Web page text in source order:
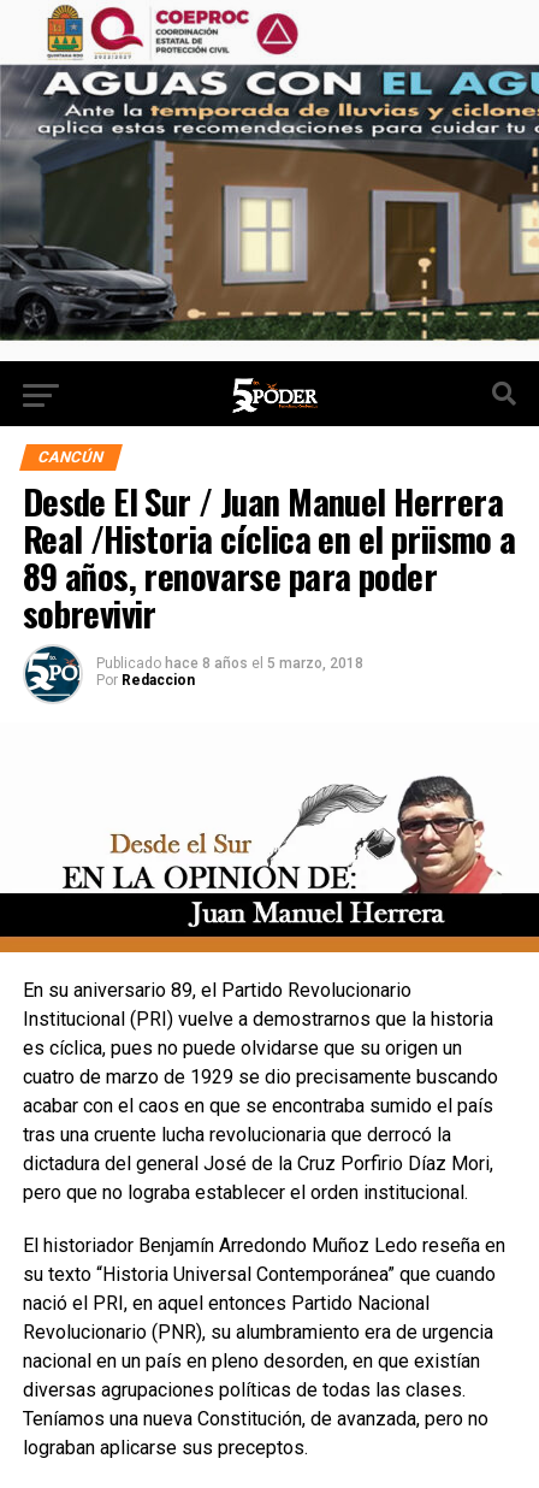
CANCÚN
Desde El Sur / Juan Manuel Herrera
Real /Historia cíclica en el priismo a
89 años, renovarse para poder
sobrevivir
Publicado hace 8 años el 5 marzo, 2018
Por Redaccion
En su aniversario 89, el Partido Revolucionario
Institucional (PRI) vuelve a demostrarnos que la historia
es cíclica, pues no puede olvidarse que su origen un
cuatro de marzo de 1929 se dio precisamente buscando
acabar con el caos en que se encontraba sumido el país
tras una cruente lucha revolucionaria que derrocó la
dictadura del general José de la Cruz Porfirio Díaz Mori,
pero que no lograba establecer el orden institucional.
El historiador Benjamín Arredondo Muñoz Ledo reseña en
su texto “Historia Universal Contemporánea” que cuando
nació el PRI, en aquel entonces Partido Nacional
Revolucionario (PNR), su alumbramiento era de urgencia
nacional en un país en pleno desorden, en que existían
diversas agrupaciones políticas de todas las clases.
Teníamos una nueva Constitución, de avanzada, pero no
lograban aplicarse sus preceptos.